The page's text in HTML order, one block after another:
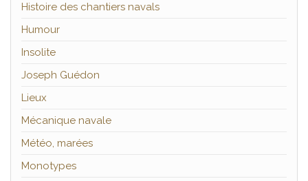
Histoire des chantiers navals
Humour
Insolite
Joseph Guédon
Lieux
Mécanique navale
Météo, marées
Monotypes